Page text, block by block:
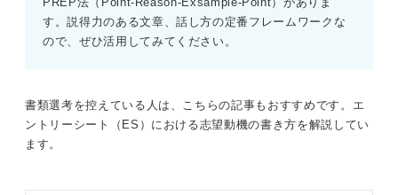
す。説得力のある文章、話し方の定番フレームワークな
ので、ぜひ活用してみてください。
書類選考を控えている人は、こちらの記事もおすすめです。エ
ントリーシート（ES）における志望動機の書き方を解説してい
ます。